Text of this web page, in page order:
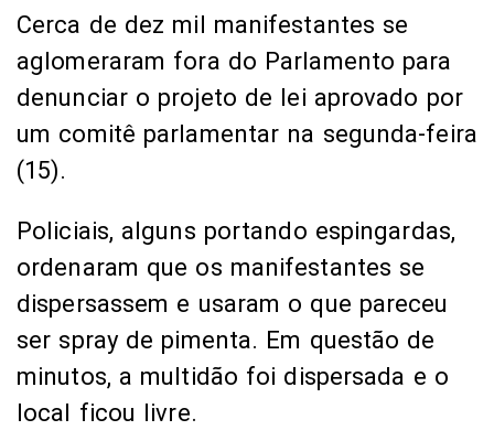
Cerca de dez mil manifestantes se
aglomeraram fora do Parlamento para
denunciar o projeto de lei aprovado por
um comitê parlamentar na segunda-feira
(15).
Policiais, alguns portando espingardas,
ordenaram que os manifestantes se
dispersassem e usaram o que pareceu
ser spray de pimenta. Em questão de
minutos, a multidão foi dispersada e o
local ficou livre.